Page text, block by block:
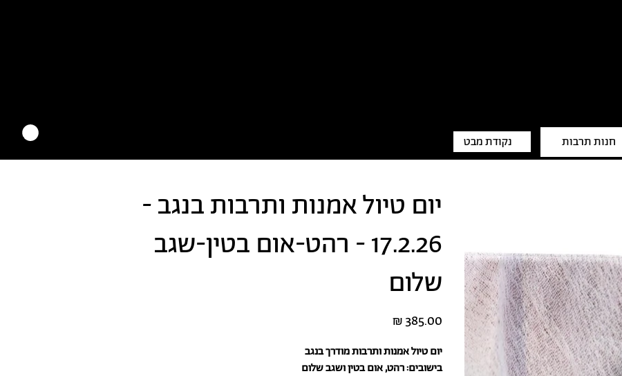
נקודת מבט חנות תרבות
יום טיול אמנות ותרבות בנגב -
17.2.26 - רהט-אום בטין-שגב
שלום
יום טיול אמנות ותרבות מודרך בנגב
בישובים: רהט, אום בטין ושגב שלום